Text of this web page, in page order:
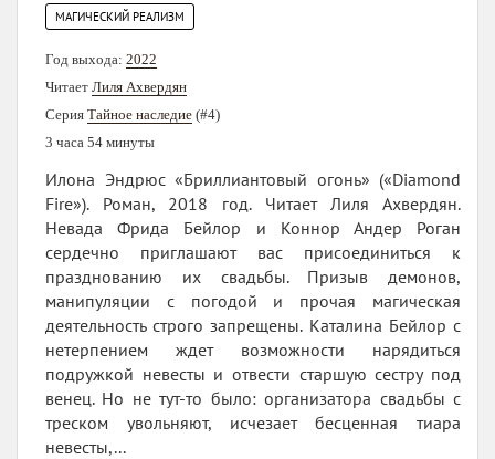
МАГИЧЕСКИЙ РЕАЛИЗМ
Год выхода: 2022
Читает Лиля Ахвердян
Серия Тайное наследие (#4)
3 часа 54 минуты
Илона Эндрюс «Бриллиантовый огонь» («Diamond
Fire»). Роман, 2018 год. Читает Лиля Ахвердян.
Невада Фрида Бейлор и Коннор Андер Роган
сердечно приглашают вас присоединиться к
празднованию их свадьбы. Призыв демонов,
манипуляции с погодой и прочая магическая
деятельность строго запрещены. Каталина Бейлор с
нетерпением ждет возможности нарядиться
подружкой невесты и отвести старшую сестру под
венец. Но не тут-то было: организатора свадьбы с
треском увольняют, исчезает бесценная тиара
невесты,...